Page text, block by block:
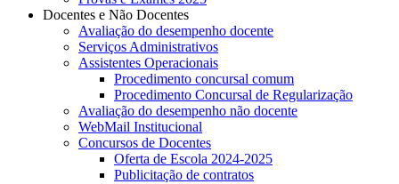
Docentes e Não Docentes
Avaliação do desempenho docente
Serviços Administrativos
Assistentes Operacionais
Procedimento concursal comum
Procedimento Concursal de Regularização
Avaliação do desempenho não docente
WebMail Institucional
Concursos de Docentes
Oferta de Escola 2024-2025
Publicitação de contratos